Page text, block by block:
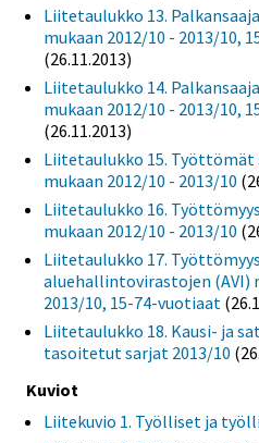
Liitetaulukko 13.
mukaan 2012/10 - 2013/10,
(26.11.2013)
Liitetaulukko 14.
mukaan 2012/10 - 2013/10,
(26.11.2013)
Liitetaulukko 15. Työttömät
mukaan 2012/10 - 2013/10
Liitetaulukko 16.
mukaan 2012/10 - 2013/10
Liitetaulukko 17.
aluehallintovirastojen (AVI)
2013/10, 15-74-vuotiaat
Liitetaulukko 18. Kausi- ja
tasoitetut sarjat 2013/10
Kuviot
Liitekuvio 1. Työlliset ja